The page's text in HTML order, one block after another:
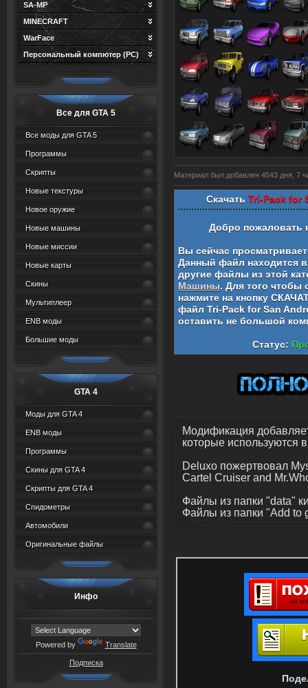
SA-MP
MINECRAFT
WarFace
Персональный компютер (PC)
Все для GTA 5
Все моды для GTA 5
Программы
Скрипты
Новые текстуры
Новое оружие
Новые машины
Новые миссии
Новые карты
Скины
Мультиплеер
ENB моды
Большие моды
GTA 4
Моды для GTA 4
ENB моды
Программы
Скины для GTA 4
Скрипты для GTA 4
Спидометры
Автомобили
Оригинальные файлы
Инфо
Powered by Translate
Подписка
Материал был добавлен 4543 дня, 7
Скачать Tri-Pack for
Добро пожаловать
Вы сейчас
Данный файл находится
другие файлы из этой
Машины. Для того чтобы
нажмите на кнопку
файл Tri-Pack for San
оставить не большой
Статус:
Модификация
которые используются
Deluxo пожертвовал
Cartel Cruiser and
Файлы из папки "data"
Файлы из папки "Add to